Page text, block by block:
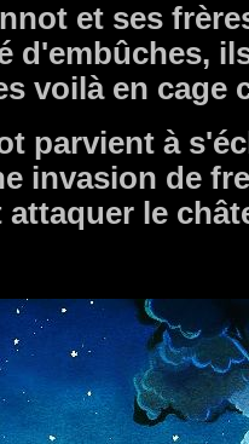
et ses
d'embûches,
voilà en cage
parvient à
invasion de
le